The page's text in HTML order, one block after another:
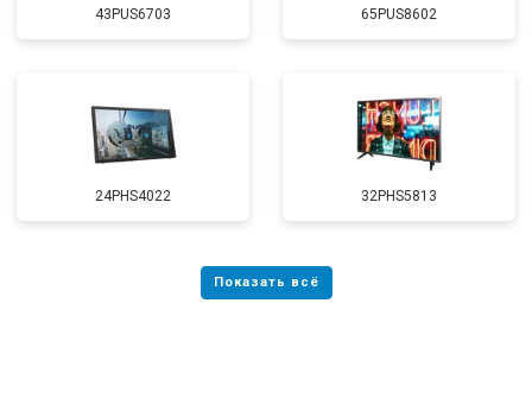
43PUS6703 65PUS8602
24PHS4022 32PHS5813